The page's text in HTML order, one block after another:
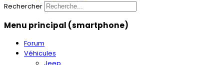
Rechercher
Menu principal (smartphone)
Forum
Véhicules